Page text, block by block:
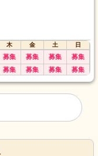
木 金 土
日
募集 募集 募集 募集
募集 募集 募集 募集